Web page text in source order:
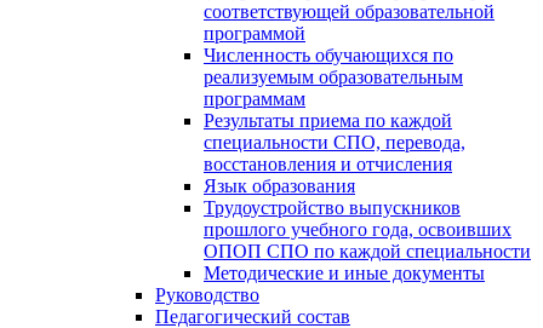
соответствующей образовательной
программой
Численность обучающихся по
реализуемым образовательным
программам
Результаты приема по каждой
специальности СПО, перевода,
восстановления и отчисления
Язык образования
Трудоустройство выпускников
прошлого учебного года, освоивших
ОПОП СПО по каждой специальности
Методические и иные документы
Руководство
Педагогический состав